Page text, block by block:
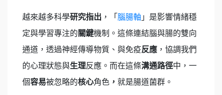
越來越多科學研究指出 ，「 腦腸軸 」是影響情緒穩
定與學習專注的 關鍵機制。這條連結腦與腸的雙向
通道，透過神經傳導物質、與免疫反應 ，協調我們
的心理狀態與生理反應。而在這條溝通路徑中，一
個容易被忽略的核心角色 ， 就是腸道菌群。